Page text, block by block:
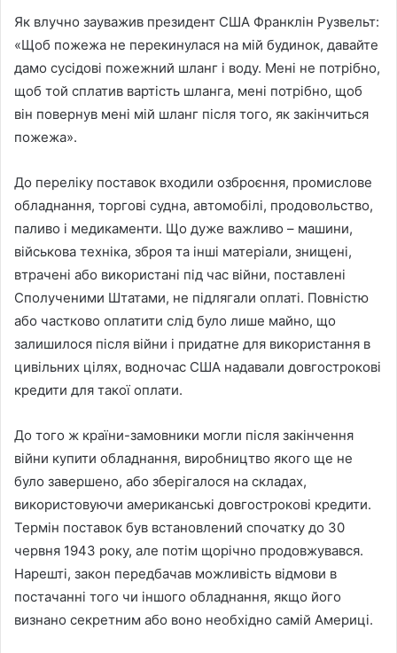
Як влучно зауважив президент США Франклін Рузвельт:
«Щоб пожежа не перекинулася на мій будинок, давайте
дамо сусідові пожежний шланг і воду. Мені не потрібно,
щоб той сплатив вартість шланга, мені потрібно, щоб
він повернув мені мій шланг після того, як закінчиться
пожежа».
До переліку поставок входили озброєння, промислове
обладнання, торгові судна, автомобілі, продовольство,
паливо і медикаменти. Що дуже важливо – машини,
військова техніка, зброя та інші матеріали, знищені,
втрачені або використані під час війни, поставлені
Сполученими Штатами, не підлягали оплаті. Повністю
або частково оплатити слід було лише майно, що
залишилося після війни і придатне для використання в
цивільних цілях, водночас США надавали довгострокові
кредити для такої оплати.
До того ж країни-замовники могли після закінчення
війни купити обладнання, виробництво якого ще не
було завершено, або зберігалося на складах,
використовуючи американські довгострокові кредити.
Термін поставок був встановлений спочатку до 30
червня 1943 року, але потім щорічно продовжувався.
Нарешті, закон передбачав можливість відмови в
постачанні того чи іншого обладнання, якщо його
визнано секретним або воно необхідно самій Америці.